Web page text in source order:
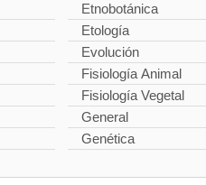
Etnobotánica
Etología
Evolución
Fisiología Animal
Fisiología Vegetal
General
Genética